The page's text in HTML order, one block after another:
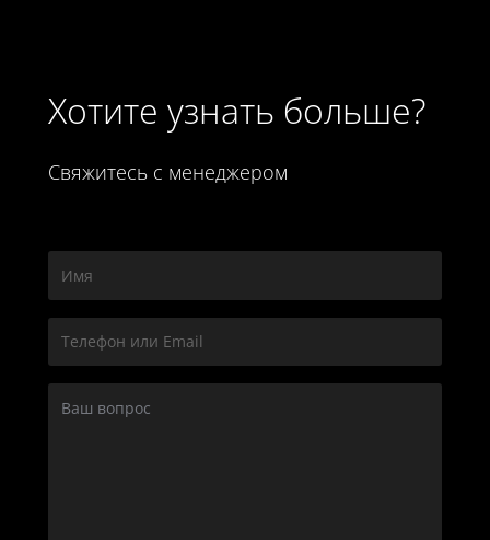
Хотите узнать больше?
Свяжитесь с менеджером